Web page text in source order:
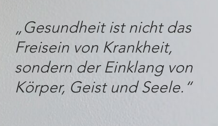
„Gesundheit ist nicht das
Freisein von Krankheit,
sondern der Einklang von
Körper, Geist und Seele.“